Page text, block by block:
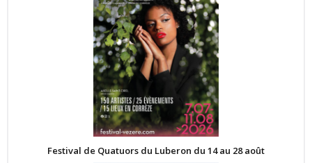
Festival de Quatuors du Luberon du 14 au 28 août